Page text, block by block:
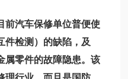
前汽车保修单位普便使
件检测）的缺陷，及
属零件的故障隐患。该